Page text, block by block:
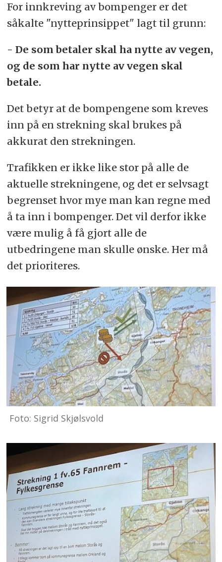
For innkreving av bompenger er det
såkalte "nytteprinsippet" lagt til grunn:
- De som betaler skal ha nytte av vegen,
og de som har nytte av vegen skal
betale.
Det betyr at de bompengene som kreves
inn på en strekning skal brukes på
akkurat den strekningen.
Trafikken er ikke like stor på alle de
aktuelle strekningene, og det er selvsagt
begrenset hvor mye man kan regne med
å ta inn i bompenger. Det vil derfor ikke
være mulig å få gjort alle de
utbedringene man skulle ønske. Her må
det prioriteres.
Foto: Sigrid Skjølsvold